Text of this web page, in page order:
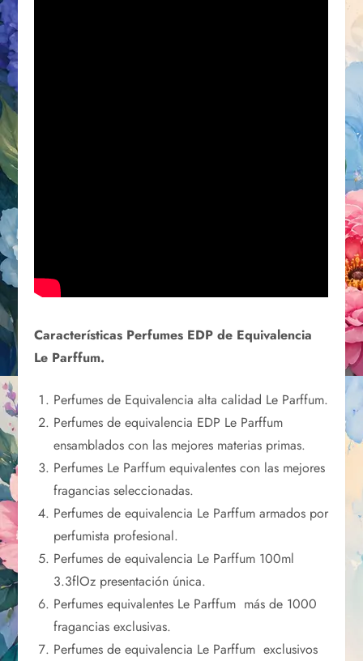
Características Perfumes EDP de Equivalencia
Le Parffum.
Perfumes de Equivalencia alta calidad Le Parffum.
Perfumes de equivalencia EDP Le Parffum
ensamblados con las mejores materias primas.
Perfumes Le Parffum equivalentes con las mejores
fragancias seleccionadas.
Perfumes de equivalencia Le Parffum armados por
perfumista profesional.
Perfumes de equivalencia Le Parffum 100ml
3.3flOz presentación única.
Perfumes equivalentes Le Parffum más de 1000
fragancias exclusivas.
Perfumes de equivalencia Le Parffum exclusivos